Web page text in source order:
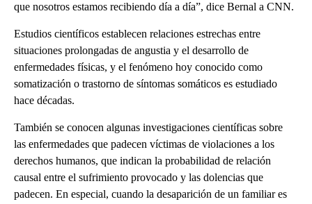
que nosotros estamos recibiendo día a día”, dice Bernal a CNN.
Estudios científicos establecen relaciones estrechas entre
situaciones prolongadas de angustia y el desarrollo de
enfermedades físicas, y el fenómeno hoy conocido como
somatización o trastorno de síntomas somáticos es estudiado
hace décadas.
También se conocen algunas investigaciones científicas sobre
las enfermedades que padecen víctimas de violaciones a los
derechos humanos, que indican la probabilidad de relación
causal entre el sufrimiento provocado y las dolencias que
padecen. En especial, cuando la desaparición de un familiar es